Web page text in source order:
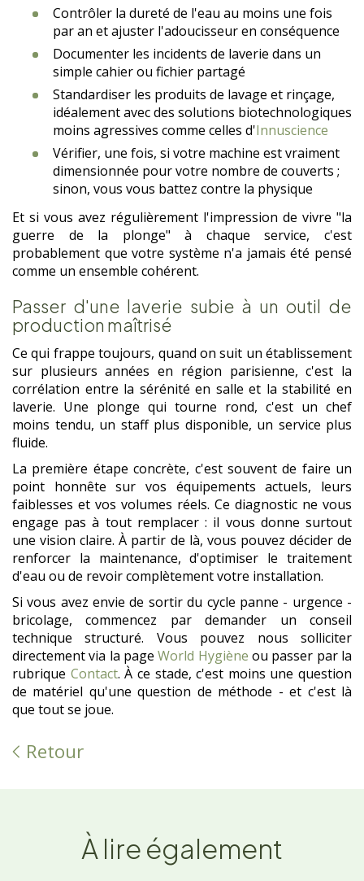
Contrôler la dureté de l'eau au moins une fois
par an et ajuster l'adoucisseur en conséquence
Documenter les incidents de laverie dans un
simple cahier ou fichier partagé
Standardiser les produits de lavage et rinçage,
idéalement avec des solutions biotechnologiques
moins agressives comme celles d'Innuscience
Vérifier, une fois, si votre machine est vraiment
dimensionnée pour votre nombre de couverts ;
sinon, vous vous battez contre la physique
Et si vous avez régulièrement l'impression de vivre "la
guerre de la plonge" à chaque service, c'est
probablement que votre système n'a jamais été pensé
comme un ensemble cohérent.
Passer d'une laverie subie à un outil de
production maîtrisé
Ce qui frappe toujours, quand on suit un établissement
sur plusieurs années en région parisienne, c'est la
corrélation entre la sérénité en salle et la stabilité en
laverie. Une plonge qui tourne rond, c'est un chef
moins tendu, un staff plus disponible, un service plus
fluide.
La première étape concrète, c'est souvent de faire un
point honnête sur vos équipements actuels, leurs
faiblesses et vos volumes réels. Ce diagnostic ne vous
engage pas à tout remplacer : il vous donne surtout
une vision claire. À partir de là, vous pouvez décider de
renforcer la maintenance, d'optimiser le traitement
d'eau ou de revoir complètement votre installation.
Si vous avez envie de sortir du cycle panne - urgence -
bricolage, commencez par demander un conseil
technique structuré. Vous pouvez nous solliciter
directement via la pageWorld Hygiène ou passer par la
rubrique Contact. À ce stade, c'est moins une question
de matériel qu'une question de méthode - et c'est là
que tout se joue.
Retour
À lire également